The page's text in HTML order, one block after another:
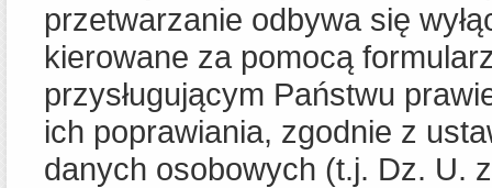
przetwarzanie odbywa się
kierowane za pomocą
przysługującym Państwu
ich poprawiania, zgodnie z
danych osobowych (t.j. Dz. U.